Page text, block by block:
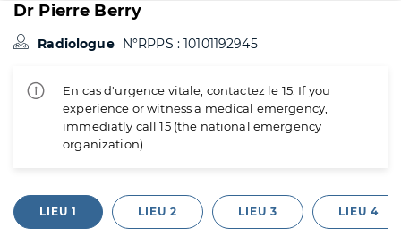
Dr Pierre Berry
Radiologue N°RPPS : 10101192945
En cas d'urgence vitale, contactez le 15. If you
experience or witness a medical emergency,
immediatly call 15 (the national emergency
organization).
LIEU 1 LIEU 2 LIEU 3 LIEU 4